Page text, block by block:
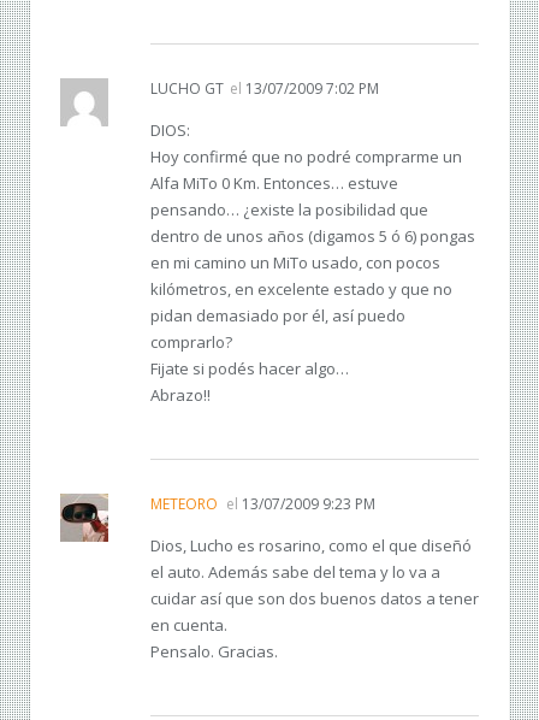
LUCHO GT el 13/07/2009 7:02 PM
DIOS:
Hoy confirmé que no podré comprarme un
Alfa MiTo 0 Km. Entonces… estuve
pensando… ¿existe la posibilidad que
dentro de unos años (digamos 5 ó 6) pongas
en mi camino un MiTo usado, con pocos
kilómetros, en excelente estado y que no
pidan demasiado por él, así puedo
comprarlo?
Fijate si podés hacer algo…
Abrazo!!
METEORO el 13/07/2009 9:23 PM
Dios, Lucho es rosarino, como el que diseñó
el auto. Además sabe del tema y lo va a
cuidar así que son dos buenos datos a tener
en cuenta.
Pensalo. Gracias.